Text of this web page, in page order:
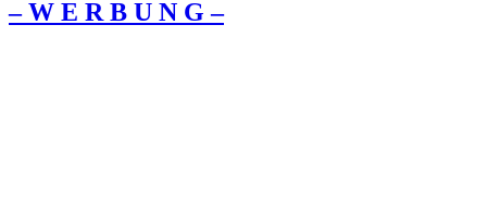
– W Ε R Β U Ν G –